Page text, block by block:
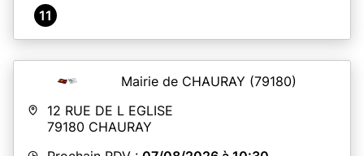
11
Mairie de CHAURAY (79180)
12 RUE DE L EGLISE
79180 CHAURAY